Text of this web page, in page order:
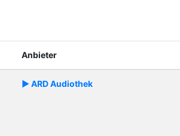
Anbieter
► ARD Audiothek